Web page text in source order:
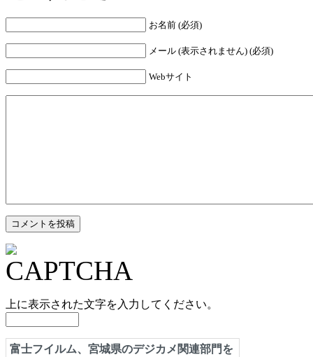
お名前 (必須)
メール (表示されません) (必須)
Webサイト
上に表示された文字を入力してください。
富士フイルム、宮城県のデジカメ関連部門を